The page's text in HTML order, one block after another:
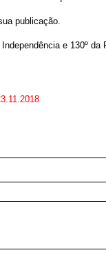
publicação.
e 130º da